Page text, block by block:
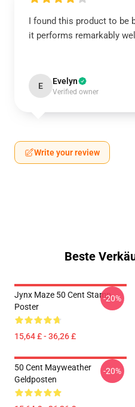
I found this product to be
it performs remarkably
E Evelyn
Verified owner
Write your review
Beste
Jynx Maze 50 Cent Stamp
Poster
15,64 £ - 36,26 £
-20%
50 Cent Mayweather
Geldposten
-20%